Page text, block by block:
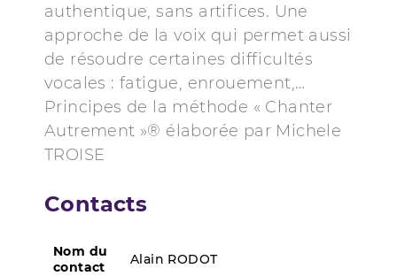
authentique, sans artifices. Une
approche de la voix qui permet aussi
de résoudre certaines difficultés
vocales : fatigue, enrouement,…
Principes de la méthode « Chanter
Autrement »® élaborée par Michele
TROISE
Contacts
Nom du
contact
Alain RODOT